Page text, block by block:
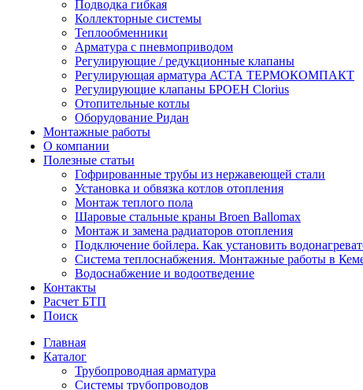
Подводка гибкая
Коллекторные системы
Теплообменники
Арматура с пневмоприводом
Регулирующие / редукционные клапаны
Регулирующая арматура АСТА ТЕРМОКОМПАКТ
Регулирующие клапаны БРОЕН Clorius
Отопительные котлы
Оборудование Ридан
Монтажные работы
О компании
Полезные статьи
Гофрированные трубы из нержавеющей стали
Установка и обвязка котлов отопления
Монтаж теплого пола
Шаровые стальные краны Broen Ballomax
Монтаж и замена радиаторов отопления
Подключение бойлера. Как установить
Система теплоснабжения. Монтажные работы в
Водоснабжение и водоотведение
Контакты
Расчет БТП
Поиск
Главная
Каталог
Трубопроводная арматура
Системы трубопроводов